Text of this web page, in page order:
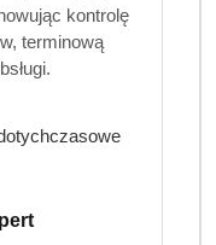
kontrolę
terminową